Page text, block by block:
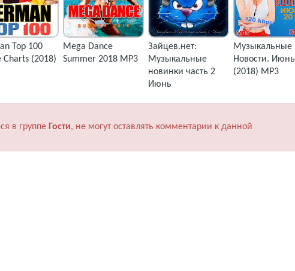
Top 100
Charts (2018)
Mega Dance
Summer 2018 MP3
Зайцев.нет:
Музыкальные
новинки часть 2
Июнь
Музыкальные
Новости. Июнь
(2018) MP3
в группе Гости, не могут оставлять комментарии к данной